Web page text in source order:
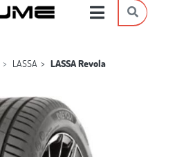
LASSA
LASSA Revola